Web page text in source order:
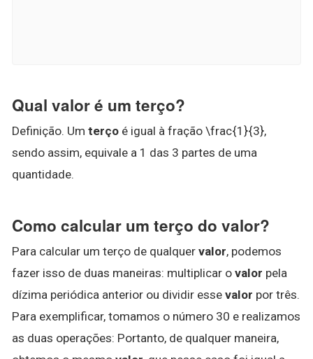
Qual valor é um terço?
Definição. Um terço é igual à fração \frac{1}{3},
sendo assim, equivale a 1 das 3 partes de uma
quantidade.
Como calcular um terço do valor?
Para calcular um terço de qualquer valor, podemos
fazer isso de duas maneiras: multiplicar o valor pela
dízima periódica anterior ou dividir esse valor por três.
Para exemplificar, tomamos o número 30 e realizamos
as duas operações: Portanto, de qualquer maneira,